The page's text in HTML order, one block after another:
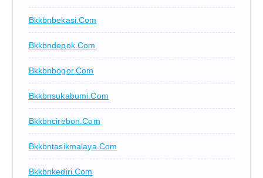
Bkkbnbekasi.com
Bkkbndepok.com
Bkkbnbogor.com
Bkkbnsukabumi.com
Bkkbncirebon.com
Bkkbntasikmalaya.com
Bkkbnkediri.com